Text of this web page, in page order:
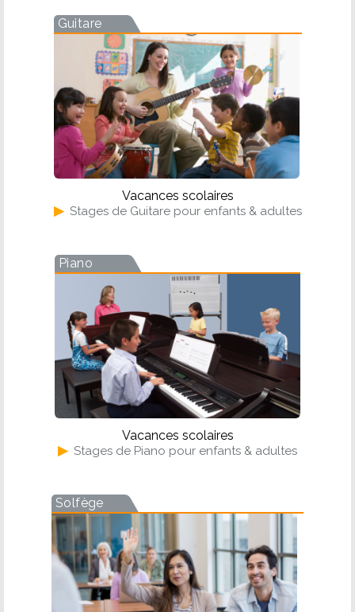
Guitare
Vacances scolaires
▶ Stages de Guitare pour enfants & adultes
Piano
Vacances scolaires
▶ Stages de Piano pour enfants & adultes
Solfège